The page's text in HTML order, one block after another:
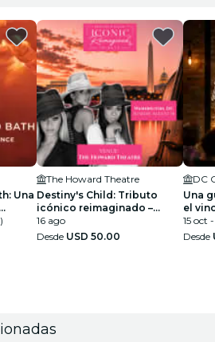
Una
The Howard Theatre
Destiny's Child: Tributo
icónico reimaginado –
Washington DC
16 ago
Desde USD 50.00
Una
el
15 oct
Desde